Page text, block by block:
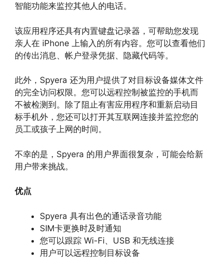
智能功能来监控其他人的电话。
该应用程序还具有内置键盘记录器，可帮助您发现
亲人在 iPhone 上输入的所有内容。您可以查看他们
的传出消息、帐户登录凭据、隐藏代码等。
此外，Spyera 还为用户提供了对目标设备媒体文件
的完全访问权限。您可以远程控制被监控的手机而
不被检测到。除了阻止有害应用程序和重新启动目
标手机外，您还可以打开其互联网连接并监控您的
员工或孩子上网的时间。
不幸的是，Spyera 的用户界面很复杂，可能会给新
用户带来挑战。
优点
Spyera 具有出色的通话录音功能
SIM卡更换时及时通知
您可以跟踪 Wi-Fi、USB 和无线连接
用户可以远程控制目标设备